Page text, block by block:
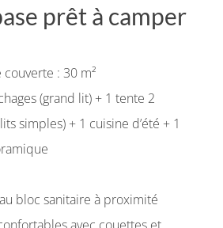
prêt à camper
: 30 m²
(grand lit) + 1 tente 2
simples) + 1 cuisine d’été + 1
bloc sanitaire à proximité